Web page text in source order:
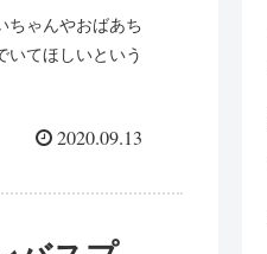
ちゃんやおばあち
いてほしいという
2020.09.13